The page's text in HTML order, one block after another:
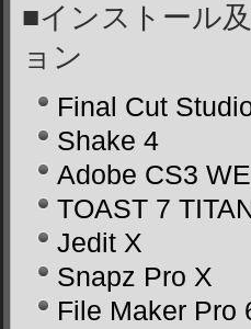
■インストール
ョン
Final Cut
Shake 4
Adobe CS3
TOAST 7
Jedit X
Snapz Pro X
File Maker Pro